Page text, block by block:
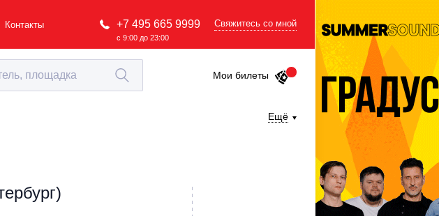
Контакты +7 495 665 9999
с 9:00 до 23:00
Свяжитесь со мной
Мои билеты
Ещё